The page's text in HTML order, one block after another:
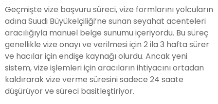
Geçmişte vize başvuru süreci, vize formlarını yolcuların
adına Suudi Büyükelçiliği’ne sunan seyahat acenteleri
aracılığıyla manuel belge sunumu içeriyordu. Bu süreç
genellikle vize onayı ve verilmesi için 2 ila 3 hafta sürer
ve hacılar için endişe kaynağı olurdu. Ancak yeni
sistem, vize işlemleri için aracıların ihtiyacını ortadan
kaldırarak vize verme süresini sadece 24 saate
düşürüyor ve süreci basitleştiriyor.